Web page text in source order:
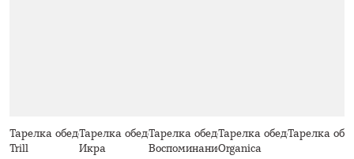
Тарелка обеденная, 26 см, стекло Р,
Trill
Тарелка обеденная, 27.5 см, пепел,
Икра
Тарелка обеденная, 27,5 см,
Воспоминание
Тарелка обеденная, 27
Organica
Тарелка